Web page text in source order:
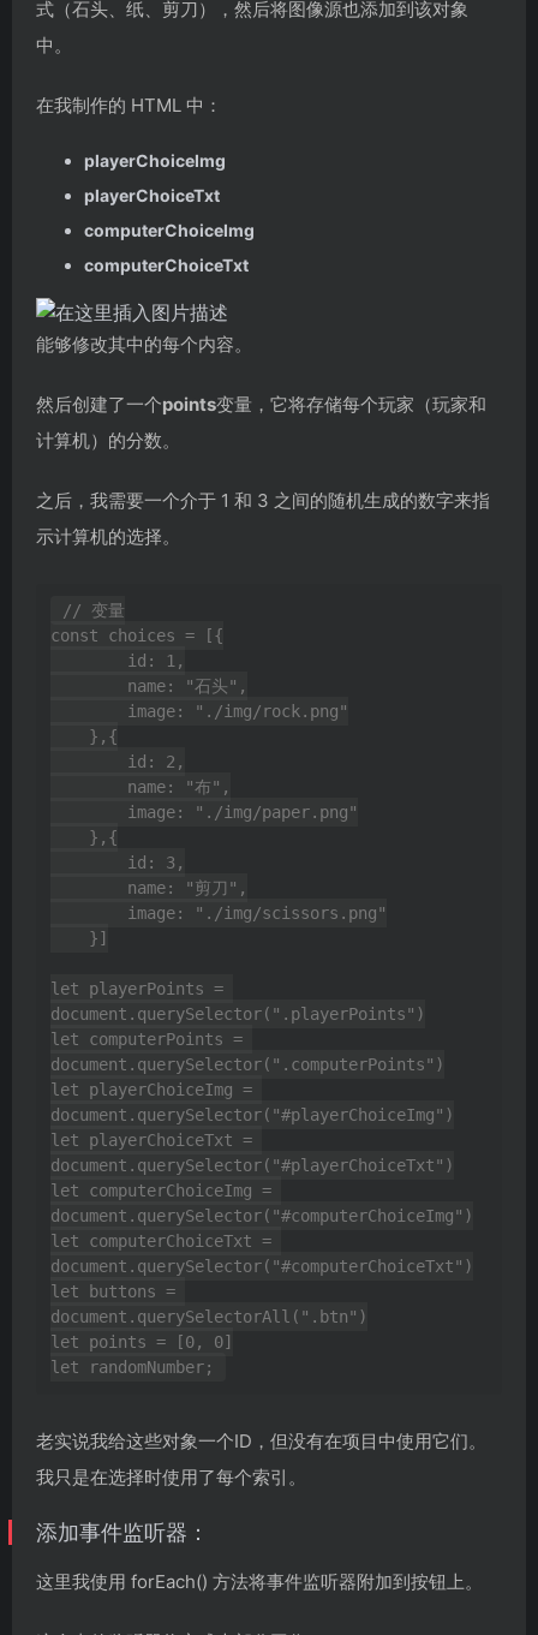
式（石头、纸、剪刀），然后将图像源也添加到该对象
中。
在我制作的 HTML 中：
playerChoiceImg
playerChoiceTxt
computerChoiceImg
computerChoiceTxt
能够修改其中的每个内容。
然后创建了一个points变量，它将存储每个玩家（玩家和
计算机）的分数。
之后，我需要一个介于 1 和 3 之间的随机生成的数字来指
示计算机的选择。
// 变量
const choices = [{
let playerPoints =
document.querySelector(".playerPoints")
let computerPoints =
document.querySelector(".computerPoints")
let playerChoiceImg =
document.querySelector("#playerChoiceImg")
let playerChoiceTxt =
document.querySelector("#playerChoiceTxt")
let computerChoiceImg =
document.querySelector("#computerChoiceImg")
let computerChoiceTxt =
document.querySelector("#computerChoiceTxt")
let buttons =
document.querySelectorAll(".btn")
let points = [0, 0]
老实说我给这些对象一个ID，但没有在项目中使用它们。
我只是在选择时使用了每个索引。
添加事件监听器：
这里我使用 forEach() 方法将事件监听器附加到按钮上。